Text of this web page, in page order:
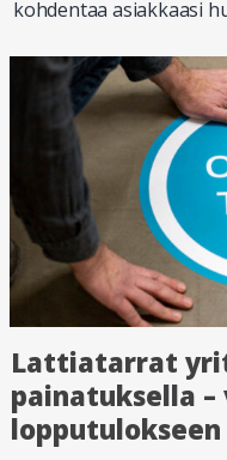
kohdentaa asiakkaasi
Lue lisää
Lattiatarrat
painatuksella
lopputulokseen